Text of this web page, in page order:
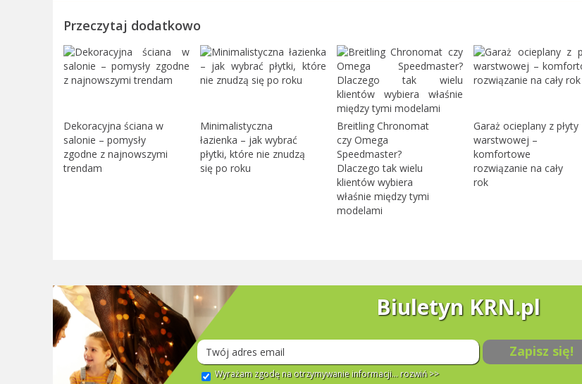
Przeczytaj dodatkowo
Dekoracyjna ściana w
salonie – pomysły
zgodne z najnowszymi
trendam
Minimalistyczna
łazienka – jak wybrać
płytki, które nie znudzą
się po roku
Breitling Chronomat
czy Omega
Speedmaster?
Dlaczego tak wielu
klientów wybiera
właśnie między tymi
modelami
Garaż ocieplany z płyty
warstwowej –
komfortowe
rozwiązanie na cały
rok
Biuletyn KRN.pl
Zapisz się!
Wyrażam zgodę na otrzymywanie informacji... rozwiń >>